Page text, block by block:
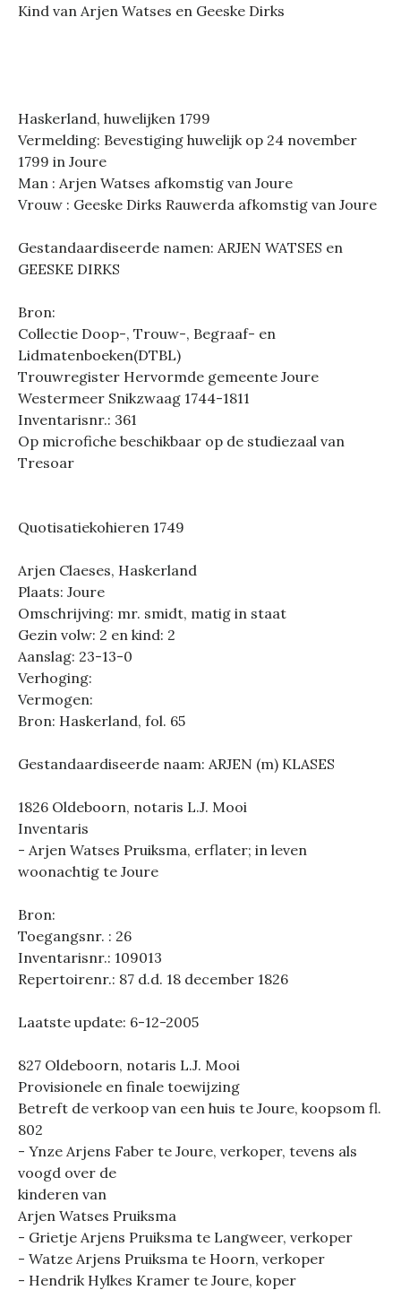
Kind van Arjen Watses en Geeske Dirks
Haskerland, huwelijken 1799
Vermelding: Bevestiging huwelijk op 24 november
1799 in Joure
Man : Arjen Watses afkomstig van Joure
Vrouw : Geeske Dirks Rauwerda afkomstig van Joure
Gestandaardiseerde namen: ARJEN WATSES en
GEESKE DIRKS
Bron:
Collectie Doop-, Trouw-, Begraaf- en
Lidmatenboeken(DTBL)
Trouwregister Hervormde gemeente Joure
Westermeer Snikzwaag 1744-1811
Inventarisnr.: 361
Op microfiche beschikbaar op de studiezaal van
Tresoar
Quotisatiekohieren 1749
Arjen Claeses, Haskerland
Plaats: Joure
Omschrijving: mr. smidt, matig in staat
Gezin volw: 2 en kind: 2
Aanslag: 23-13-0
Verhoging:
Vermogen:
Bron: Haskerland, fol. 65
Gestandaardiseerde naam: ARJEN (m) KLASES
1826 Oldeboorn, notaris L.J. Mooi
Inventaris
- Arjen Watses Pruiksma, erflater; in leven
woonachtig te Joure
Bron:
Toegangsnr. : 26
Inventarisnr.: 109013
Repertoirenr.: 87 d.d. 18 december 1826
Laatste update: 6-12-2005
827 Oldeboorn, notaris L.J. Mooi
Provisionele en finale toewijzing
Betreft de verkoop van een huis te Joure, koopsom fl.
802
- Ynze Arjens Faber te Joure, verkoper, tevens als
voogd over de
kinderen van
Arjen Watses Pruiksma
- Grietje Arjens Pruiksma te Langweer, verkoper
- Watze Arjens Pruiksma te Hoorn, verkoper
- Hendrik Hylkes Kramer te Joure, koper